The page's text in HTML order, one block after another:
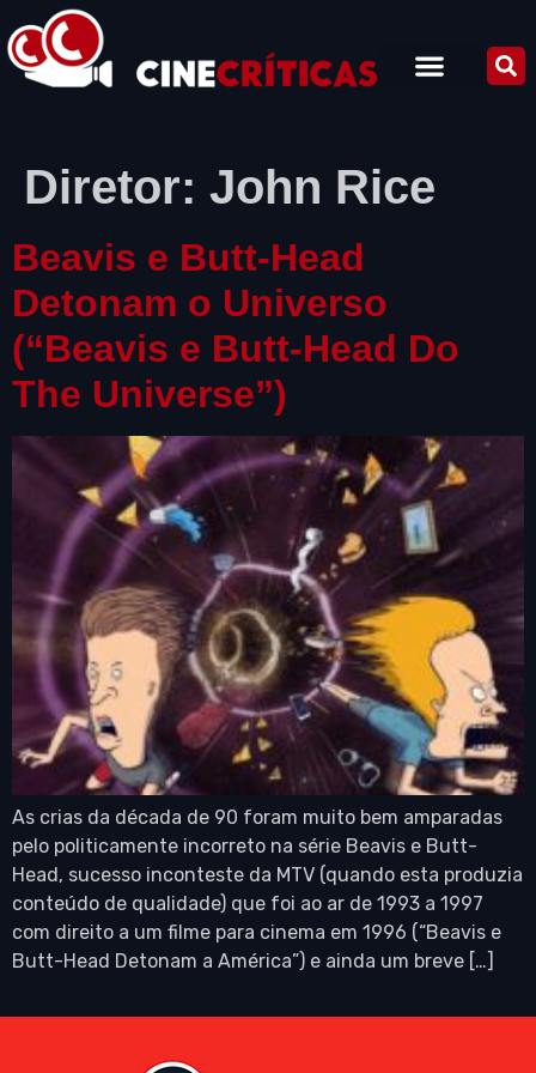
Diretor: John Rice
Beavis e Butt-Head
Detonam o Universo
(“Beavis e Butt-Head Do
The Universe”)
As crias da década de 90 foram muito bem amparadas
pelo politicamente incorreto na série Beavis e Butt-
Head, sucesso inconteste da MTV (quando esta produzia
conteúdo de qualidade) que foi ao ar de 1993 a 1997
com direito a um filme para cinema em 1996 (“Beavis e
Butt-Head Detonam a América”) e ainda um breve […]